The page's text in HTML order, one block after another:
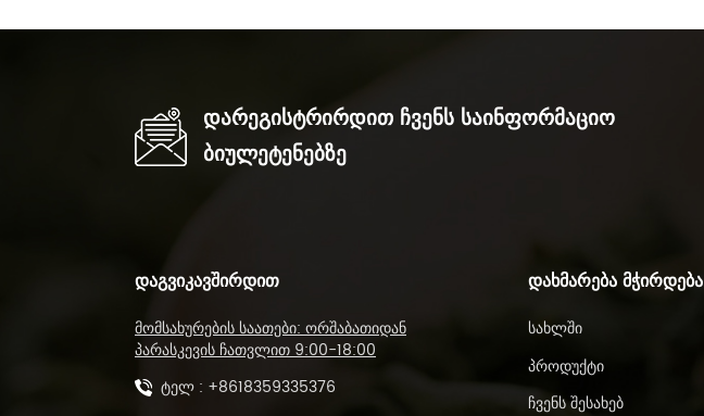
Დარეგისტრირდით Ჩვენს Საინფორმაციო
Ბიულეტენებზე
ᲓᲐᲒᲕᲘᲙᲐᲕᲨᲘᲠᲓᲘᲗ
მომსახურების საათები: ორშაბათიდან
პარასკევის ჩათვლით 9:00-18:00
ტელ : +8618359335376
ᲓᲐᲮᲛᲐᲠᲔᲑᲐ ᲛᲭᲘᲠᲓᲔᲑᲐ
Სახლში
Პროდუქტი
Ჩვენს Შესახებ